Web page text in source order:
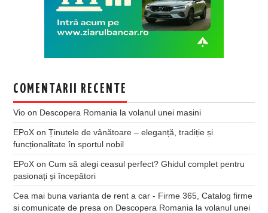
COMENTARII RECENTE
Vio on Descopera Romania la volanul unei masini
EPoX onȚinutele de vânătoare – eleganță, tradiție și
funcționalitate în sportul nobil
EPoX onCum să alegi ceasul perfect? Ghidul complet pentru
pasionați și începători
Cea mai buna varianta de rent a car - Firme 365, Catalog firme
si comunicate de presa on Descopera Romania la volanul unei